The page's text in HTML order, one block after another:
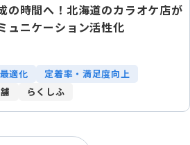
の時間へ！北海道のカラオケ店が
ュニケーション活性化
適化
定着率・満足度向上
らくしふ